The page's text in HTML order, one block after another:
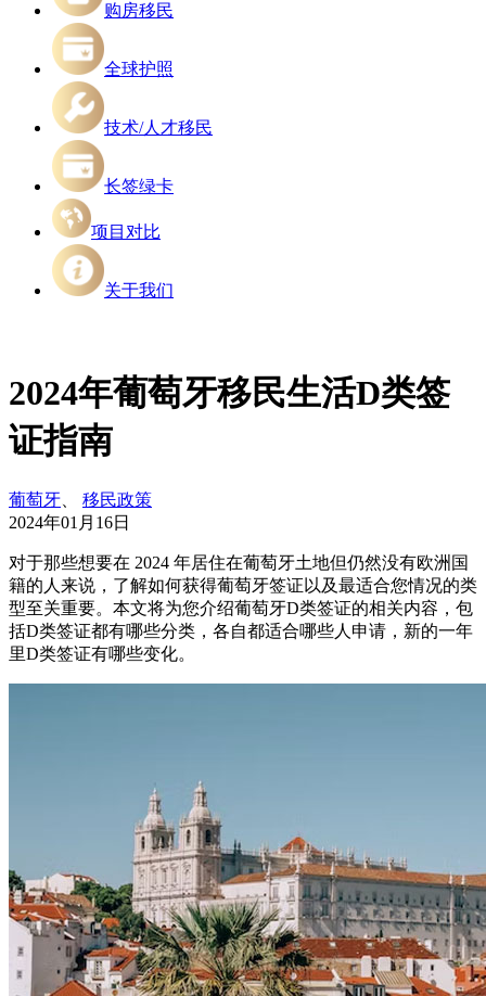
购房移民
全球护照
技术/人才移民
长签绿卡
项目对比
关于我们
2024年葡萄牙移民生活D类签
证指南
葡萄牙
移民政策
2024年01月16日
对于那些想要在 2024 年居住在葡萄牙土地但仍然没有欧洲国
籍的人来说，了解如何获得葡萄牙签证以及最适合您情况的类
型至关重要。本文将为您介绍葡萄牙D类签证的相关内容，包
括D类签证都有哪些分类，各自都适合哪些人申请，新的一年
里D类签证有哪些变化。